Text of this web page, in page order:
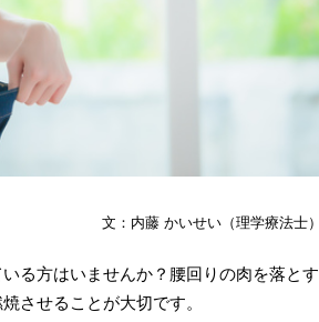
文：内藤 かいせい（理学療法士）
る方はいませんか？腰回りの肉を落とす
させることが大切です。